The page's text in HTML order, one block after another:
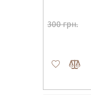
300 грн.